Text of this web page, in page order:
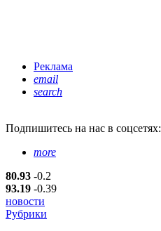
Реклама
email
search
Подпишитесь на нас в соцсетях:
more
80.93 -0.2
93.19 -0.39
новости
Рубрики